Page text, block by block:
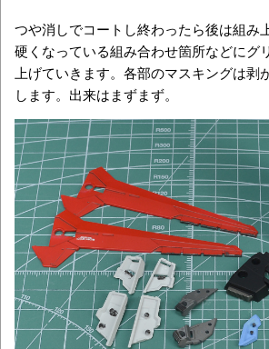
つや消しでコートし終わったら後は組み
硬くなっている組み合わせ箇所などにグ
上げていきます。各部のマスキングは剥
します。出来はまずまず。